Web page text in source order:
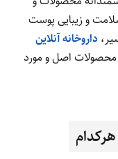
و زیبایی پوست
داروخانه آنلاین
محصولات اصل و مورد